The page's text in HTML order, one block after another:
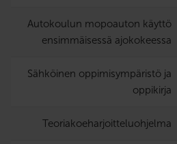
Autokoulun mopoauton käyttö
ensimmäisessä ajokokeessa
Sähköinen oppimisympäristö ja
oppikirja
Teoria­koe­harjoittelu­ohjelma